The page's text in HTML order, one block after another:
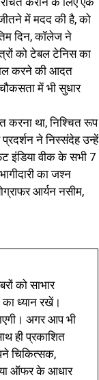
में मदद की है, को
दिन, कॉलेज ने
को टेबल टेनिस का
करने की आदत
में भी सुधार
करना था, निश्चित रूप
ने निस्संदेह उन्हें
इंडिया वीक के सभी 7
का जश्न
आर्यन नसीम,
को साभार
ध्यान रखें।
अगर आप भी
ही प्रकाशित
चिकित्सक,
या ऑफर के आधार